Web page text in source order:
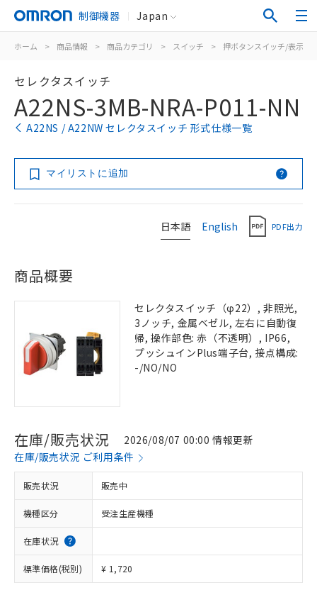
制御機器 Japan
ホーム > 商品情報 > 商品カテゴリ > スイッチ > 押ボタンスイッチ/表示灯
セレクタスイッチ
A22NS-3MB-NRA-P011-NN
A22NS / A22NW セレクタスイッチ 形式仕様一覧
マイリストに追加
日本語 English PDF出力
商品概要
セレクタスイッチ（φ22）, 非照光,
3ノッチ, 金属ベゼル, 左右に自動復
帰, 操作部色: 赤（不透明）, IP66,
プッシュインPlus端子台, 接点構成:
-/NO/NO
在庫/販売状況
2026/08/07 00:00 情報更新
在庫/販売状況 ご利用条件
販売状況 販売中
機種区分 受注生産機種
在庫状況
標準価格(税別) ¥ 1,720